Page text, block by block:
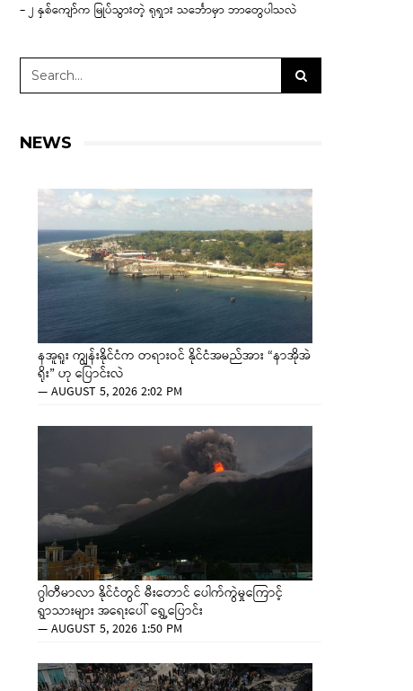
– ၂ နှစ်ကျော်က မြုပ်သွားတဲ့ ရုရှား သင်္ဘောမှာ ဘာတွေပါသလဲ
NEWS
နအူရူး ကျွန်းနိုင်ငံက တရားဝင် နိုင်ငံအမည်အား “နာအိုအဲ
ရိုး” ဟု ပြောင်းလဲ
—AUGUST 5, 2026 2:02 PM
ဂွါတီမာလာ နိုင်ငံတွင် မီးတောင် ပေါက်ကွဲမှုကြောင့်
ရွာသားများ အရေးပေါ် ရွှေ့ပြောင်း
—AUGUST 5, 2026 1:50 PM